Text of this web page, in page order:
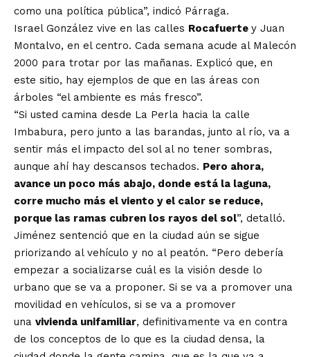
como una política pública”, indicó Párraga.
Israel González vive en las calles Rocafuerte y Juan
Montalvo, en el centro. Cada semana acude al Malecón
2000 para trotar por las mañanas. Explicó que, en
este sitio, hay ejemplos de que en las áreas con
árboles “el ambiente es más fresco”.
“Si usted camina desde La Perla hacia la calle
Imbabura, pero junto a las barandas, junto al río, va a
sentir más el impacto del sol al no tener sombras,
aunque ahí hay descansos techados. Pero ahora,
avance un poco más abajo, donde está la laguna,
corre mucho más el viento y el calor se reduce,
porque las ramas cubren los rayos del sol”, detalló.
Jiménez sentenció que en la ciudad aún se sigue
priorizando al vehículo y no al peatón. “Pero debería
empezar a socializarse cuál es la visión desde lo
urbano que se va a proponer. Si se va a promover una
movilidad en vehículos, si se va a promover
una vivienda unifamiliar, definitivamente va en contra
de los conceptos de lo que es la ciudad densa, la